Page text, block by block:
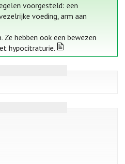
voorgesteld: een
voeding, arm aan
hebben ook een bewezen
hypocitraturie.